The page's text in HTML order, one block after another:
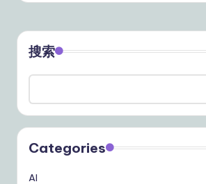
搜索
Categories
AI